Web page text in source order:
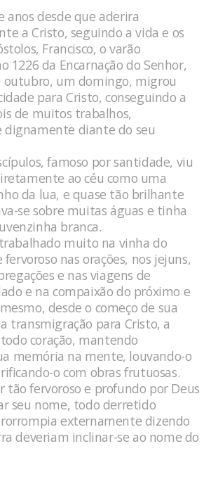
anos desde que aderira
a Cristo, seguindo a vida e os
Francisco, o varão
1226 da Encarnação do Senhor,
outubro, um domingo, migrou
para Cristo, conseguindo a
de muitos trabalhos,
dignamente diante do seu
famoso por santidade, viu
ao céu como uma
da lua, e quase tão brilhante
se sobre muitas águas e tinha
branca.
muito na vinha do
nas orações, nos jejuns,
e nas viagens de
e na compaixão do próximo e
desde o começo de sua
transmigração para Cristo, a
coração, mantendo
memória na mente, louvando-o
o com obras frutuosas.
fervoroso e profundo por Deus
seu nome, todo derretido
externamente dizendo
deveriam inclinar-se ao nome do